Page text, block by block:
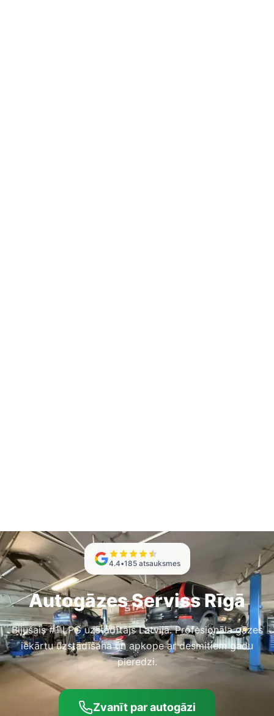
4.4•185 atsauksmes
Autogāzes Serviss Rīgā
Bijušais #1 LPG uzstādītājs Latvijā. Profesionāla gāzes
iekārtu uzstādīšana un apkope ar desmitiem gadu
pieredzi.
Zvanīt par autogāzi